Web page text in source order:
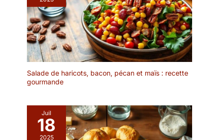
adaptée: Mesurant
environ 21,5 x 15,5 cm,
ce petit plat en fonte
convient parfaitement
pour frire, sauter, mijoter,
griller ou même servir
vos plats. Idéal pour les
fêtes en plein air
Conception pratique:
Grâce à son design avec
Salade de haricots, bacon, pécan et maïs : recette
gourmande
Juil
18
2025